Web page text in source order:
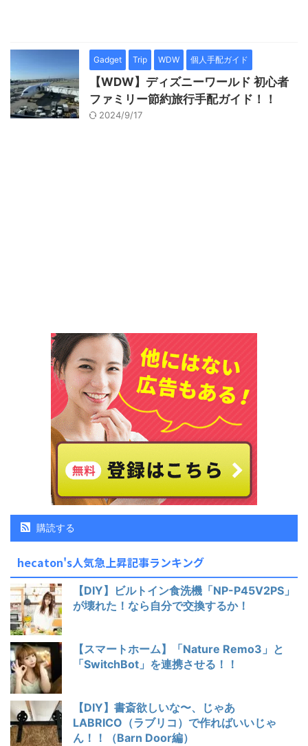
Gadget Trip WDW 個人手配ガイド
【WDW】ディズニーワールド 初心者
ファミリー節約旅行手配ガイド！！
2024/9/17
購読する
hecaton's人気急上昇記事ランキング
【DIY】ビルトイン食洗機「NP-P45V2PS」
が壊れた！なら自分で交換するか！
【スマートホーム】「Nature Remo3」と
「SwitchBot」を連携させる！！
【DIY】書斎欲しいな〜、じゃあ
LABRICO（ラブリコ）で作ればいいじゃ
ん！！（Barn Door編）